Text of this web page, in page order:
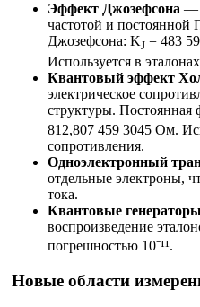
Эффект Джозефсона —
частотой и постоянной
Джозефсона: KJ = 483
Используется в
Квантовый эффект
электрическое
структуры. Постоянная
812,807 459 3045 Ом.
сопротивления.
Одноэлектронный
отдельные электроны,
тока.
Квантовые
воспроизведение
погрешностью 10⁻¹¹.
Новые области